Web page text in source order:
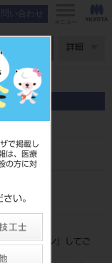
で掲載し
は、医療
の方に対
い。
い合わせ
メニュー
詳細
ック用
ログイン
』してご
。